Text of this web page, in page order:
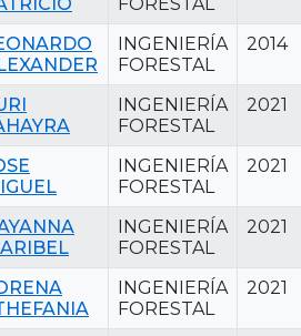
INGENIERÍA
FORESTAL
2014
INGENIERÍA
FORESTAL
2021
INGENIERÍA
FORESTAL
2021
INGENIERÍA
FORESTAL
2021
INGENIERÍA
FORESTAL
2021